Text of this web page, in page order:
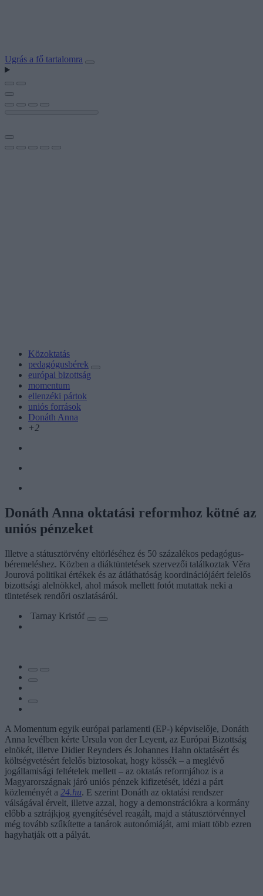
Ugrás a fő tartalomra
Közoktatás
pedagógusbérek
európai bizottság
momentum
ellenzéki pártok
uniós források
Donáth Anna
+2
Donáth Anna oktatási reformhoz kötné az
uniós pénzeket
Illetve a státusztörvény eltörléséhez és 50 százalékos pedagógus-
béremeléshez. Közben a diáktüntetések szervezői találkoztak Věra
Jourová politikai értékek és az átláthatóság koordinációjáért felelős
bizottsági alelnökkel, ahol mások mellett fotót mutattak neki a
tüntetések rendőri oszlatásáról.
Tarnay Kristóf
A Momentum egyik európai parlamenti (EP-) képviselője, Donáth
Anna levélben kérte Ursula von der Leyent, az Európai Bizottság
elnökét, illetve Didier Reynders és Johannes Hahn oktatásért és
költségvetésért felelős biztosokat, hogy kössék – a meglévő
jogállamisági feltételek mellett – az oktatás reformjához is a
Magyarországnak járó uniós pénzek kifizetését, idézi a párt
közleményét a 24.hu. E szerint Donáth az oktatási rendszer
válságával érvelt, illetve azzal, hogy a demonstrációkra a kormány
előbb a sztrájkjog gyengítésével reagált, majd a státusztörvénnyel
még tovább szűkítette a tanárok autonómiáját, ami miatt több ezren
hagyhatják ott a pályát.